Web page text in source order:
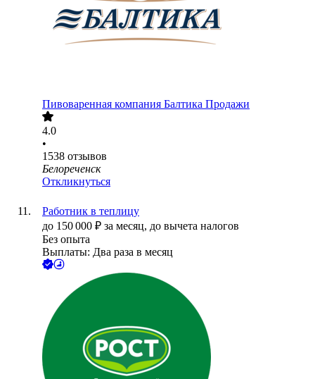
Пивоваренная компания Балтика Продажи
4.0
•
1538 отзывов
Белореченск
Откликнуться
Работник в теплицу
до 150 000 ₽ за месяц, до вычета налогов
Без опыта
Выплаты: Два раза в месяц